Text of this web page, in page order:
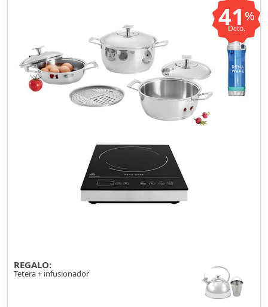
41 %
Dcto.
REGALO:
Tetera + infusionador